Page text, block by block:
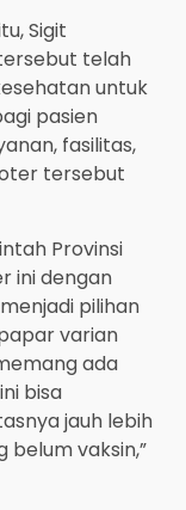
Sigit
telah
untuk
pasien
fasilitas,
tersebut
Provinsi
ini dengan
pilihan
varian
ada
bisa
jauh lebih
belum vaksin,”